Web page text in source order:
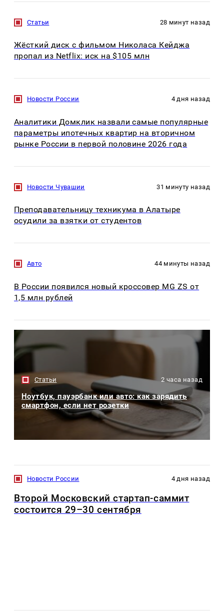
Статьи 28 минут назад
Жёсткий диск с фильмом Николаса Кейджа
пропал из Netflix: иск на $105 млн
Новости России 4 дня назад
Аналитики Домклик назвали самые популярные
параметры ипотечных квартир на вторичном
рынке России в первой половине 2026 года
Новости Чувашии 31 минуту назад
Преподавательницу техникума в Алатыре
осудили за взятки от студентов
Авто 44 минуты назад
В России появился новый кроссовер MG ZS от
1,5 млн рублей
Статьи 2 часа назад
Ноутбук, пауэрбанк или авто: как зарядить
смартфон, если нет розетки
Новости России 4 дня назад
Второй Московский стартап-саммит
состоится 29–30 сентября